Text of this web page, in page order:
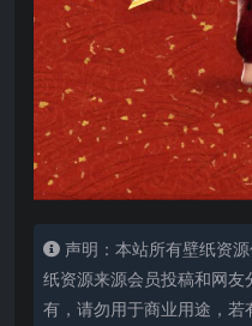
声明：本站所有壁纸资
纸资源来源会员投稿和网
有，请勿用于商业用途，